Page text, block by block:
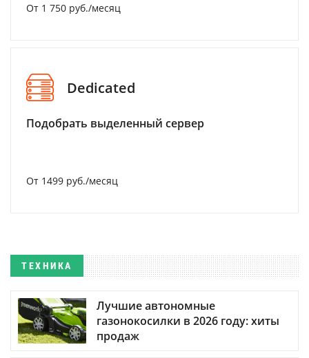
От 1 750 руб./месяц
Dedicated
Подобрать выделенный сервер
От 1499 руб./месяц
ТЕХНИКА
Лучшие автономные
газонокосилки в 2026 году: хиты
продаж